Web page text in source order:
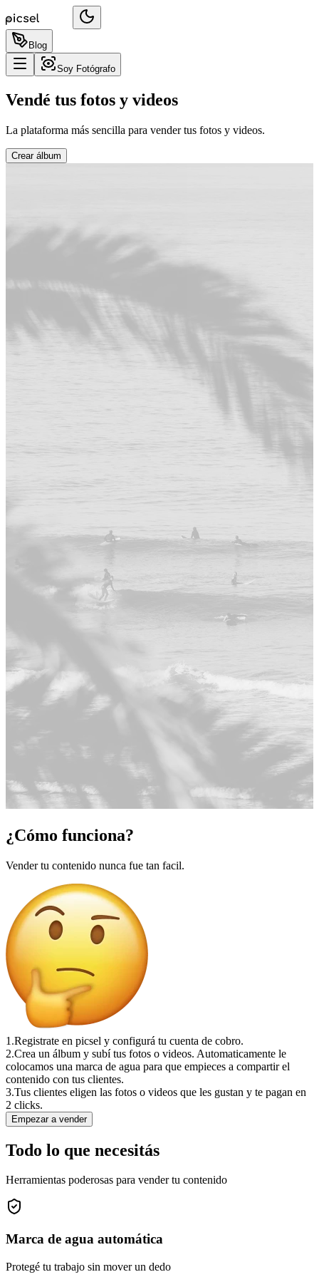
Blog
Soy Fotógrafo
Vendé tus fotos y videos
La plataforma más sencilla para vender tus fotos y videos.
Crear álbum
¿Cómo funciona?
Vender tu contenido nunca fue tan facil.
1.Registrate en picsel y configurá tu cuenta de cobro.
2.Crea un álbum y subí tus fotos o videos. Automaticamente le
colocamos una marca de agua para que empieces a compartir el
contenido con tus clientes.
3.Tus clientes eligen las fotos o videos que les gustan y te pagan en
2 clicks.
Empezar a vender
Todo lo que necesitás
Herramientas poderosas para vender tu contenido
Marca de agua automática
Protegé tu trabajo sin mover un dedo